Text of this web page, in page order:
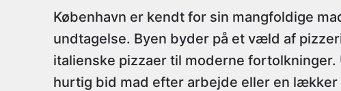
København er kendt for sin mangfoldige
undtagelse. Byen byder på et væld af
italienske pizzaer til moderne
hurtig bid mad efter arbejde eller en